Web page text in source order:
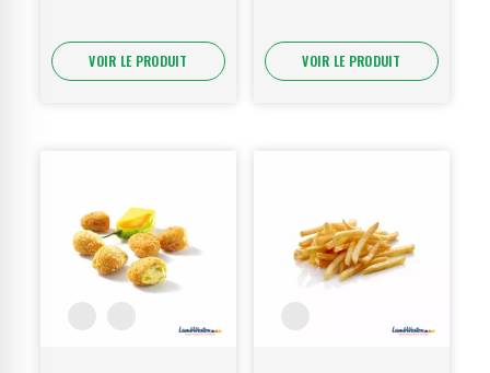
VOIR LE PRODUIT VOIR LE PRODUIT